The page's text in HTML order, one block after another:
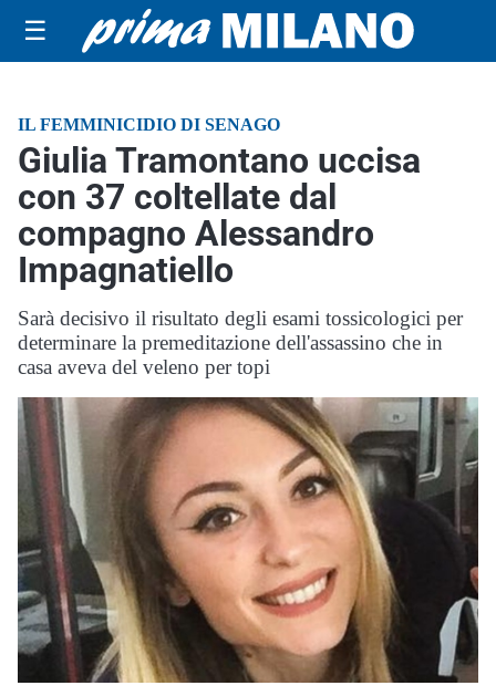
☰
IL FEMMINICIDIO DI SENAGO
Giulia Tramontano uccisa
con 37 coltellate dal
compagno Alessandro
Impagnatiello
Sarà decisivo il risultato degli esami tossicologici per
determinare la premeditazione dell'assassino che in
casa aveva del veleno per topi